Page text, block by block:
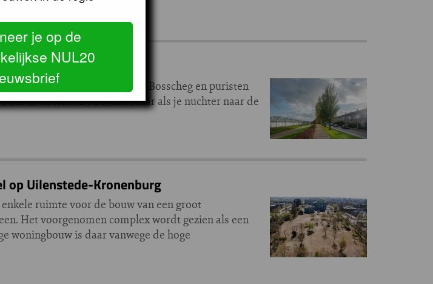
de Amsterdamse Bosscheg en puristen
dat er doorheen stroomt. Maar als je nuchter naar de
op Uilenstede-Kronenburg
ruimte voor de bouw van een groot
Het voorgenomen complex wordt gezien als een
woningbouw is daar vanwege de hoge
je op de
NUL20